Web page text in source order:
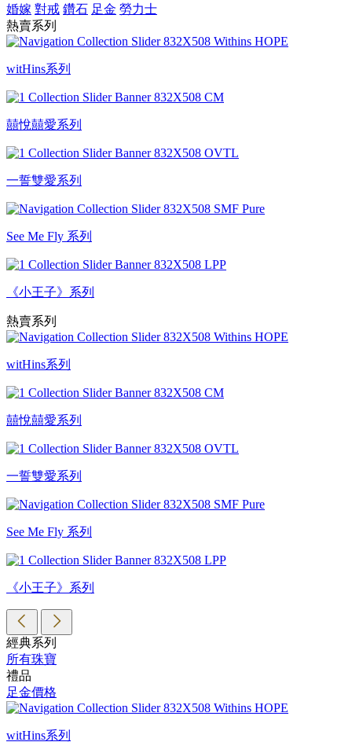
婚嫁 對戒 鑽石 足金 勞力士
熱賣系列
witHins系列
囍悅囍愛系列
一誓雙愛系列
See Me Fly 系列
《小王子》系列
熱賣系列
witHins系列
囍悅囍愛系列
一誓雙愛系列
See Me Fly 系列
《小王子》系列
經典系列
所有珠寶
禮品
足金價格
witHins系列